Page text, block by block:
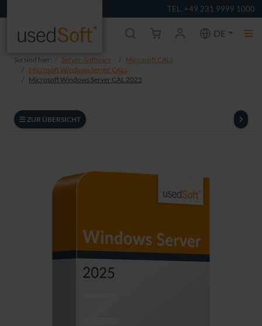
TEL. +49 231 9999 1000
DE
Sie sind hier: Server-Software
Microsoft CALs
Microsoft Windows Server CALs
Microsoft Windows Server CAL 2025
ZUR ÜBERSICHT